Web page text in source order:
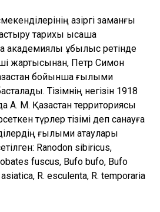
қазіргі заманғы
тарихы қысқаша
академиялық құбылыс ретінде
жартысынан, Петр Симон
бойынша ғылыми
Тізімнің негізін 1918
М. Қазақстан территориясы
түрлер тізімі деп санауға
ғылыми атаулары
Ranodon sibiricus,
fuscus, Bufo bufo, Bufo
R. esculenta, R. temporaria